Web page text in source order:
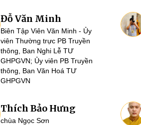
Đỗ Văn Minh
Biên Tập Viên Văn Minh - Ủy
viên Thường trực PB Truyền
thông, Ban Nghi Lễ TƯ
GHPGVN; Ủy viên PB Truyền
thông, Ban Văn Hoá TƯ
GHPGVN
Thích Bảo Hưng
chùa Ngọc Sơn